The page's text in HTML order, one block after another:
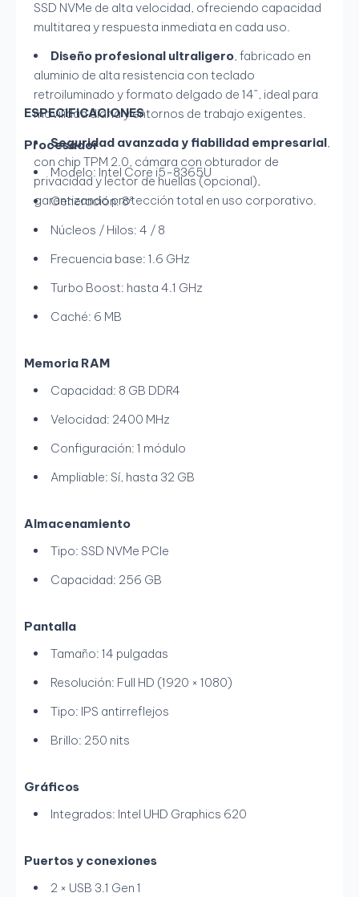
SSD NVMe de alta velocidad, ofreciendo capacidad
multitarea y respuesta inmediata en cada uso.
Diseño profesional ultraligero, fabricado en
aluminio de alta resistencia con teclado
retroiluminado y formato delgado de 14”, ideal para
movilidad diaria y entornos de trabajo exigentes.
Seguridad avanzada y fiabilidad empresarial,
con chip TPM 2.0, cámara con obturador de
privacidad y lector de huellas (opcional),
garantizando protección total en uso corporativo.
ESPECIFICACIONES
Procesador
Modelo: Intel Core i5-8365U
Generación: 8ª
Núcleos / Hilos: 4 / 8
Frecuencia base: 1.6 GHz
Turbo Boost: hasta 4.1 GHz
Caché: 6 MB
Memoria RAM
Capacidad: 8 GB DDR4
Velocidad: 2400 MHz
Configuración: 1 módulo
Ampliable: Sí, hasta 32 GB
Almacenamiento
Tipo: SSD NVMe PCIe
Capacidad: 256 GB
Pantalla
Tamaño: 14 pulgadas
Resolución: Full HD (1920 × 1080)
Tipo: IPS antirreflejos
Brillo: 250 nits
Gráficos
Integrados: Intel UHD Graphics 620
Puertos y conexiones
2 × USB 3.1 Gen 1